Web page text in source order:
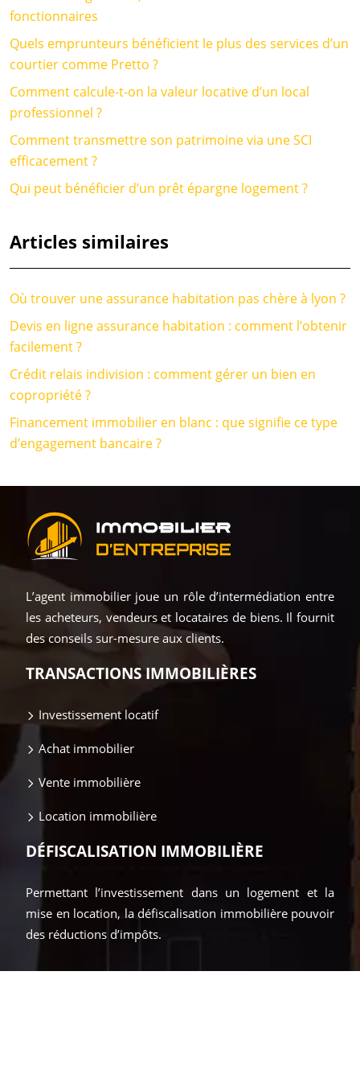
fonctionnaires
Quels emprunteurs bénéficient le plus des services d’un
courtier comme Pretto ?
Comment calcule-t-on la valeur locative d’un local
professionnel ?
Comment transmettre son patrimoine via une SCI
efficacement ?
Qui peut bénéficier d’un prêt épargne logement ?
Articles similaires
Où trouver une assurance habitation pas chère à lyon ?
Devis en ligne assurance habitation : comment l’obtenir
facilement ?
Crédit relais indivision : comment gérer un bien en
copropriété ?
Financement immobilier en blanc : que signifie ce type
d’engagement bancaire ?
L’agent immobilier joue un rôle d’intermédiation entre
les acheteurs, vendeurs et locataires de biens. Il fournit
des conseils sur-mesure aux clients.
TRANSACTIONS IMMOBILIÈRES
Investissement locatif
Achat immobilier
Vente immobilière
Location immobilière
DÉFISCALISATION IMMOBILIÈRE
Permettant l’investissement dans un logement et la
mise en location, la défiscalisation immobilière pouvoir
des réductions d’impôts.